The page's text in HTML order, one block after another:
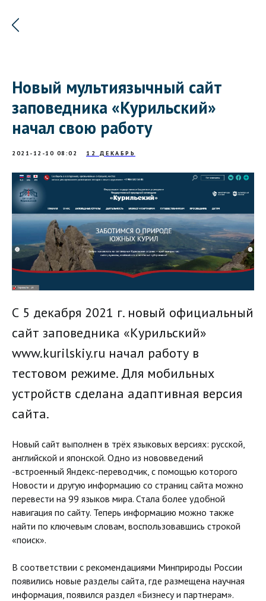
Новый мультиязычный сайт
заповедника «Курильский»
начал свою работу
2021-12-10 08:02 12 ДЕКАБРЬ
С 5 декабря 2021 г. новый официальный
сайт заповедника «Курильский»
www.kurilskiy.ru начал работу в
тестовом режиме. Для мобильных
устройств сделана адаптивная версия
сайта.
Новый сайт выполнен в трёх языковых версиях: русской,
английской и японской. Одно из нововведений
-встроенный Яндекс-переводчик, с помощью которого
Новости и другую информацию со страниц сайта можно
перевести на 99 языков мира. Стала более удобной
навигация по сайту. Теперь информацию можно также
найти по ключевым словам, воспользовавшись строкой
«поиск».
В соответствии с рекомендациями Минприроды России
появились новые разделы сайта, где размещена научная
информация, появился раздел «Бизнесу и партнерам».